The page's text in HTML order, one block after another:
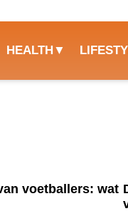
HEALTH
voetballers: wat